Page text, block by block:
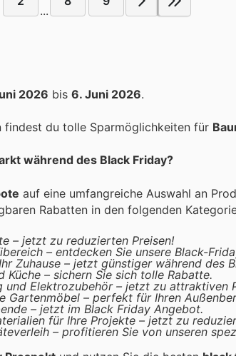
...
2026 bis 6. Juni 2026.
du tolle Sparmöglichkeiten für
während des Black Friday?
auf eine umfangreiche Auswahl an
Rabatten in den folgenden
– jetzt zu reduzierten Preisen!
– entdecken Sie unsere Black-
Zuhause – jetzt günstiger während des
– sichern Sie sich tolle Rabatte.
und Elektrozubehör – jetzt zu attraktiven
Gartenmöbel – perfekt für Ihren
– jetzt im Black Friday Angebot.
für Ihre Projekte – jetzt zu
– profitieren Sie von unseren